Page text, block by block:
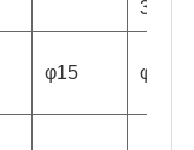
304
φ15 φ18.5